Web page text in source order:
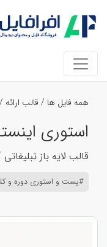
همه فایل ها / قالب ارائه /
استوری
قالب لایه باز
#پست و استوری دوره و